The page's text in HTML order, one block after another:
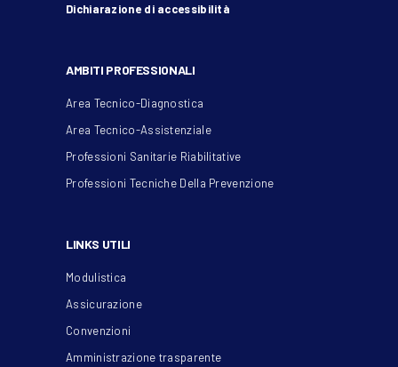
Dichiarazione di accessibilità
AMBITI PROFESSIONALI
Area Tecnico-Diagnostica
Area Tecnico-Assistenziale
Professioni Sanitarie Riabilitative
Professioni Tecniche Della Prevenzione
LINKS UTILI
Modulistica
Assicurazione
Convenzioni
Amministrazione trasparente